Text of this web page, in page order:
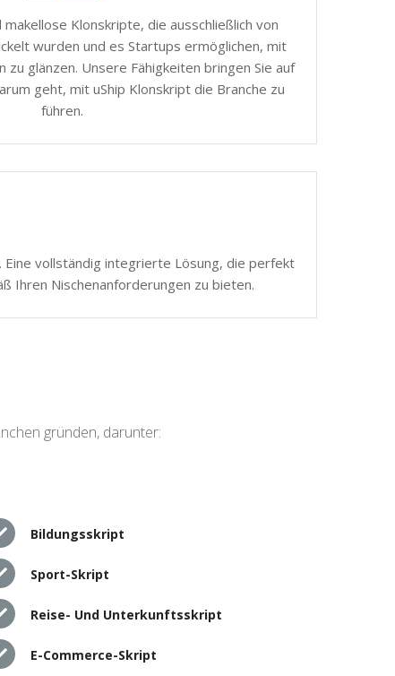
Klonskripte, die ausschließlich von
wurden und es Startups ermöglichen, mit
zu glänzen. Unsere Fähigkeiten bringen Sie auf
geht, mit uShip Klonskript die Branche zu
führen.
vollständig integrierte Lösung, die perfekt
Ihren Nischenanforderungen zu bieten.
gründen, darunter:
Bildungsskript
Sport-Skript
Reise- Und Unterkunftsskript
E-Commerce-Skript